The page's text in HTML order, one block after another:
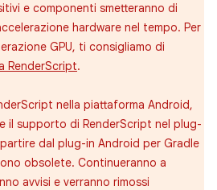
e componenti smetteranno di
hardware nel tempo. Per
GPU, ti consigliamo di
RenderScript.
nella piattaforma Android,
il supporto di RenderScript nel plug-
dal plug-in Android per Gradle
obsolete. Continueranno a
avvisi e verranno rimossi